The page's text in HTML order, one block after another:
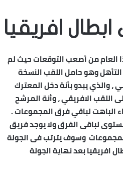
افريقيا
العام من أصعب التوقعات حيث لم
وهو حامل اللقب النسخة
، والذي يبدو بأنة دخل المعترك
اللقب الافريقي ، وأنة المرشح
الباهت لباقي فرق المجموعات .
لباقى الفرق ولا يوجد فريق
وسوف يترتب فى الجولة
افريقيابعد نهاية الجولة